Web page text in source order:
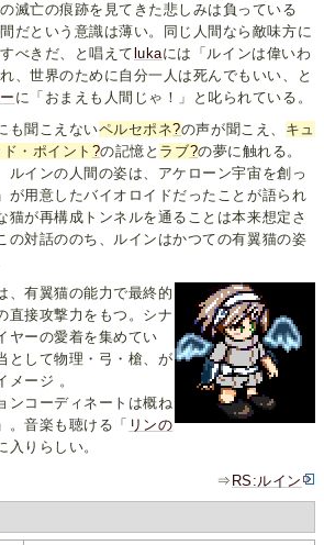
滅亡の痕跡を見てきた悲しみは負っている
だという意識は薄い。同じ人間なら敵味方に
べきだ、と唱えて lukaには「ルインは偉いわ
、世界のために自分一人は死んでもいい、と
に「おまえも人間じゃ！」と叱られている。
も聞こえないペルセポネ?の声が聞こえ、 キュ
ド・ポイント ?の記憶と ラブ?の夢に触れる。
ルインの人間の姿は、アケローン宇宙を創っ
が用意したバイオロイドだったことが語られ
猫が再構成トンネルを通ることは本来想定さ
の対話ののち、ルインはかつての有翼猫の姿
、有翼猫の能力で最終的
直接攻撃力をもつ。シナ
ヤーの愛着を集めてい
として物理・弓・槍、が
メージ 。
ンコーディネートは概ね
。音楽も聴ける「 リンの
入りらしい。
⇒ RS:ルイン